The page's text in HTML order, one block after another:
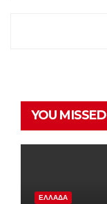
YOU MISSED
ΕΛΛΆΔΑ